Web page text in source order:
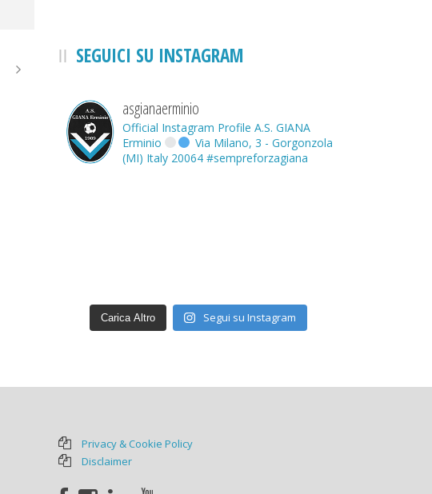
SEGUICI SU INSTAGRAM
asgianaerminio
Official Instagram Profile A.S. GIANA
Erminio
Via Milano, 3 - Gorgonzola
(MI) Italy 20064 #sempreforzagiana
Carica Altro Segui su Instagram
Privacy & Cookie Policy
Disclaimer